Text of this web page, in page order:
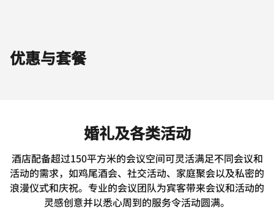
优惠与套餐
婚礼及各类活动
酒店配备超过150平方米的会议空间可灵活满足不同会议和
活动的需求，如鸡尾酒会、社交活动、家庭聚会以及私密的
浪漫仪式和庆祝。专业的会议团队为宾客带来会议和活动的
灵感创意并以悉心周到的服务令活动圆满。